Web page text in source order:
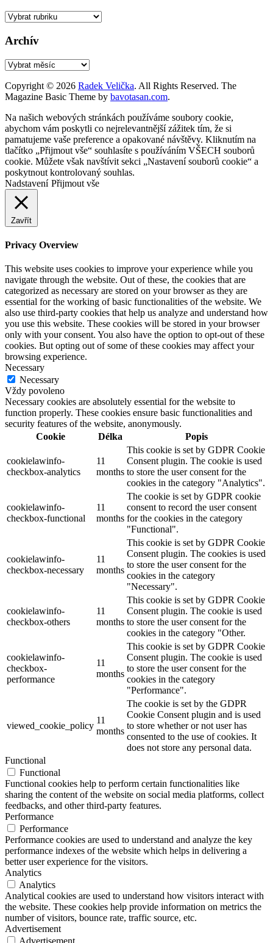
Rubriky
Archív
Archív
Copyright © 2026 Radek Velička. All Rights Reserved. The
Magazine Basic Theme by bavotasan.com.
Na našich webových stránkách používáme soubory cookie,
abychom vám poskytli co nejrelevantnější zážitek tím, že si
pamatujeme vaše preference a opakované návštěvy. Kliknutím na
tlačítko „Přijmout vše“ souhlasíte s používáním VŠECH souborů
cookie. Můžete však navštívit sekci „Nastavení souborů cookie“ a
poskytnout kontrolovaný souhlas.
Nadstavení Přijmout vše
Zavřít
Privacy Overview
This website uses cookies to improve your experience while you
navigate through the website. Out of these, the cookies that are
categorized as necessary are stored on your browser as they are
essential for the working of basic functionalities of the website. We
also use third-party cookies that help us analyze and understand how
you use this website. These cookies will be stored in your browser
only with your consent. You also have the option to opt-out of these
cookies. But opting out of some of these cookies may affect your
browsing experience.
Necessary
Necessary
Vždy povoleno
Necessary cookies are absolutely essential for the website to
function properly. These cookies ensure basic functionalities and
security features of the website, anonymously.
Cookie
Délka Popis
cookielawinfo-
checkbox-analytics
11
months
This cookie is set by GDPR Cookie
Consent plugin. The cookie is used
to store the user consent for the
cookies in the category "Analytics".
cookielawinfo-
checkbox-functional
11
months
The cookie is set by GDPR cookie
consent to record the user consent
for the cookies in the category
"Functional".
cookielawinfo-
checkbox-necessary
11
months
This cookie is set by GDPR Cookie
Consent plugin. The cookies is used
to store the user consent for the
cookies in the category
"Necessary".
cookielawinfo-
checkbox-others
11
months
This cookie is set by GDPR Cookie
Consent plugin. The cookie is used
to store the user consent for the
cookies in the category "Other.
cookielawinfo-
checkbox-
performance
11
months
This cookie is set by GDPR Cookie
Consent plugin. The cookie is used
to store the user consent for the
cookies in the category
"Performance".
viewed_cookie_policy
11
months
The cookie is set by the GDPR
Cookie Consent plugin and is used
to store whether or not user has
consented to the use of cookies. It
does not store any personal data.
Functional
Functional
Functional cookies help to perform certain functionalities like
sharing the content of the website on social media platforms, collect
feedbacks, and other third-party features.
Performance
Performance
Performance cookies are used to understand and analyze the key
performance indexes of the website which helps in delivering a
better user experience for the visitors.
Analytics
Analytics
Analytical cookies are used to understand how visitors interact with
the website. These cookies help provide information on metrics the
number of visitors, bounce rate, traffic source, etc.
Advertisement